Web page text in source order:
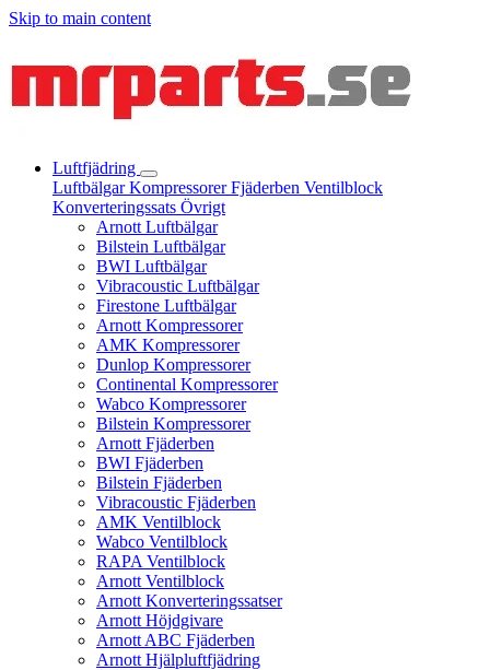
Skip to main content
Luftfjädring
LuftbälgarKompressorerFjäderben Ventilblock
Konverteringssats Övrigt
Arnott Luftbälgar
Bilstein Luftbälgar
BWI Luftbälgar
Vibracoustic Luftbälgar
Firestone Luftbälgar
Arnott Kompressorer
AMK Kompressorer
Dunlop Kompressorer
Continental Kompressorer
Wabco Kompressorer
Bilstein Kompressorer
Arnott Fjäderben
BWI Fjäderben
Bilstein Fjäderben
Vibracoustic Fjäderben
AMK Ventilblock
Wabco Ventilblock
RAPA Ventilblock
Arnott Ventilblock
Arnott Konverteringssatser
Arnott Höjdgivare
Arnott ABC Fjäderben
Arnott Hjälpluftfjädring